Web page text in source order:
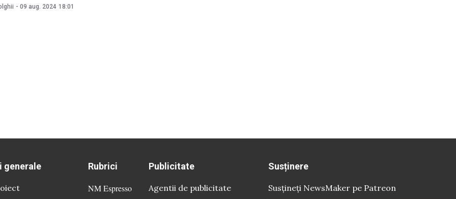
Plahotniuc și Șor. Decizia a fost aprobată în data de 9 august.
televiziunile Mega TV și Familia. „Referitor la SRL
- 09 aug. 2024 18:01
generale Rubrici
NM Espresso
Publicitate
Agentii de publicitate
Susținere
Susțineți NewsMaker pe Patreon